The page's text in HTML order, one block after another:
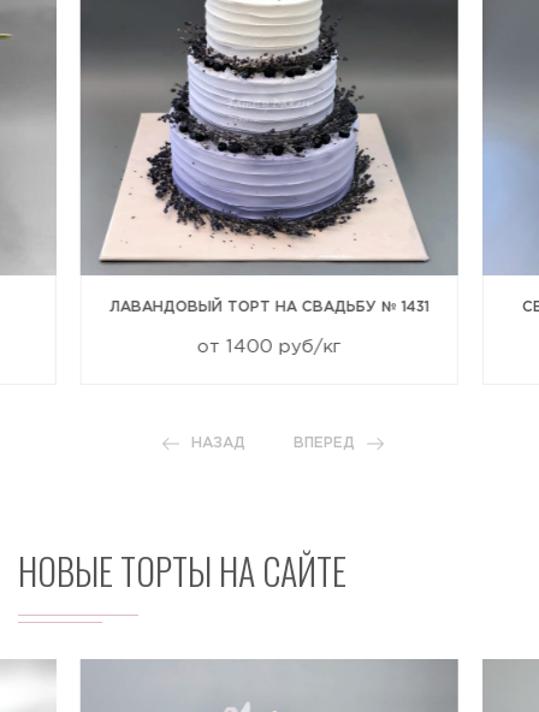
ЛАВАНДОВЫЙ ТОРТ НА СВАДЬБУ № 1431
от 1400 руб/кг
НАЗАД ВПЕРЕД
НОВЫЕ ТОРТЫ НА САЙТЕ